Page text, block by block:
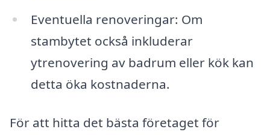
Eventuella renoveringar: Om
stambytet också inkluderar
ytrenovering av badrum eller kök kan
detta öka kostnaderna.
För att hitta det bästa företaget för